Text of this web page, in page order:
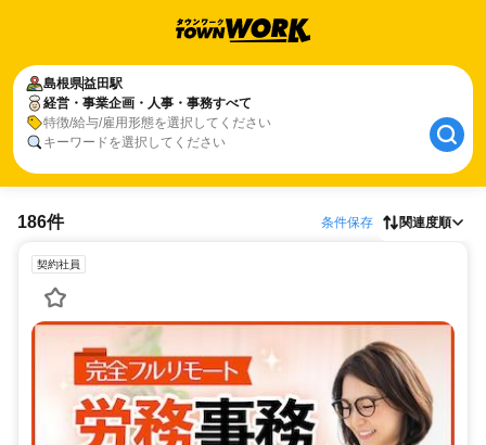
島根県益田駅
経営・事業企画・人事・事務すべて
特徴/給与/雇用形態を選択してください
キーワードを選択してください
186件 条件保存 関連度順
契約社員